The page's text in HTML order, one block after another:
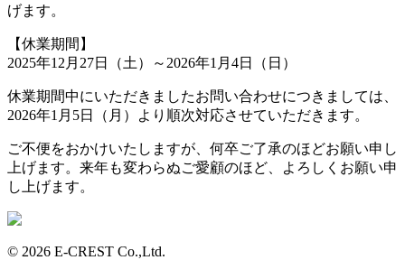
げます。
【休業期間】
2025年12月27日（土）～2026年1月4日（日）
休業期間中にいただきましたお問い合わせにつきましては、
2026年1月5日（月）より順次対応させていただきます。
ご不便をおかけいたしますが、何卒ご了承のほどお願い申し
上げます。来年も変わらぬご愛顧のほど、よろしくお願い申
し上げます。
© 2026 E-CREST Co.,Ltd.